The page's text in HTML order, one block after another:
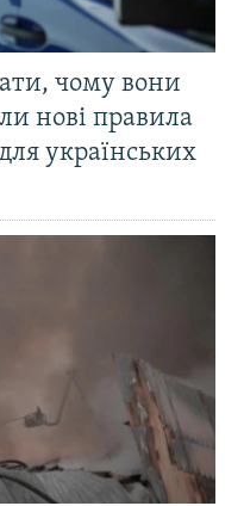
чому вони
нові правила
українських